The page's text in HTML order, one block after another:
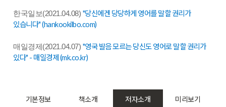
한국일보(2021.04.08) "당신에겐 당당하게 영어를 말할 권리가
있습니다" (hankookilbo.com)
매일경제(2021.04.07) "영국 발음 모르는 당신도 영어로 말할 권리가
있다" - 매일경제 (mk.co.kr)
기본정보 책소개 저자소개 미리보기